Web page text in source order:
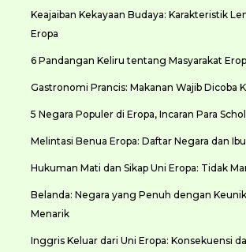
Keajaiban Kekayaan Budaya: Karakteristik
Eropa
6 Pandangan Keliru tentang Masyarakat
Gastronomi Prancis: Makanan Wajib Dicoba
5 Negara Populer di Eropa, Incaran Para
Melintasi Benua Eropa: Daftar Negara dan
Hukuman Mati dan Sikap Uni Eropa: Tidak
Belanda: Negara yang Penuh dengan
Menarik
Inggris Keluar dari Uni Eropa: Konsekuensi